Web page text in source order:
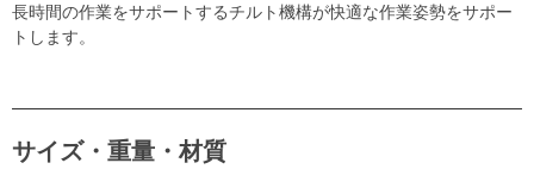
長時間の作業をサポートするチルト機構が快適な作業姿勢をサポー
トします。
サイズ・重量・材質